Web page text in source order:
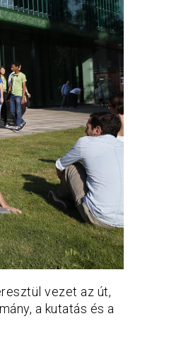
vezet az út,
a kutatás és a